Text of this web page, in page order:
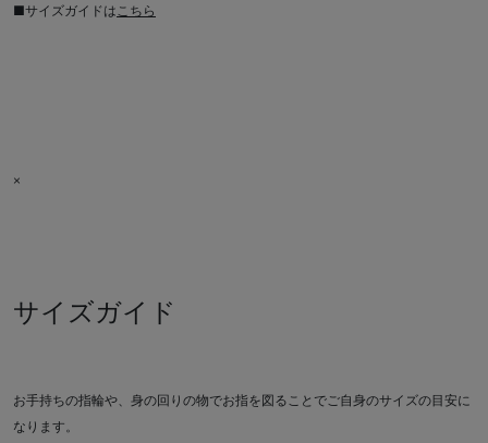
■サイズガイドは こちら
×
サイズガイド
お手持ちの指輪や、身の回りの物でお指を図ることでご自身のサイズの目安に
なります。